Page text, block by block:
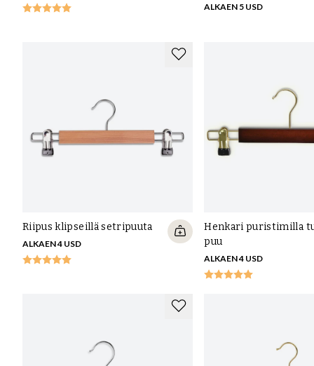
ALKAEN 5 USD
Riipus klipseillä setripuuta
ALKAEN 4 USD
Henkari puristimilla
puu
ALKAEN 4 USD